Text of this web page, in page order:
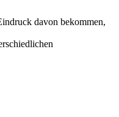
davon bekommen,